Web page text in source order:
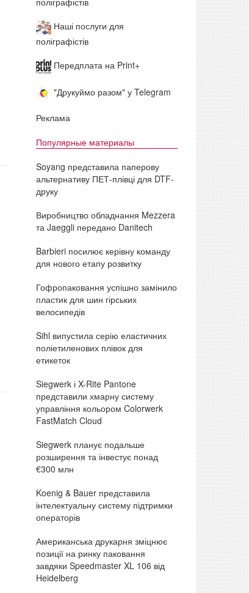
Наші послуги для
поліграфістів
Передплата на Print+
"Друкуймо разом" у Telegram
Реклама
Популярные материалы
Soyang представила паперову
альтернативу ПЕТ-плівці для DTF-
друку
Виробництво обладнання Mezzera
та Jaeggli передано Danitech
Barbieri посилює керівну команду
для нового етапу розвитку
Гофропаковання успішно замінило
пластик для шин гірських
велосипедів
Sihl випустила серію еластичних
поліетиленових плівок для
етикеток
Siegwerk і X-Rite Pantone
представили хмарну систему
управління кольором Colorwerk
FastMatch Cloud
Siegwerk планує подальше
розширення та інвестує понад
€300 млн
Koenig & Bauer представила
інтелектуальну систему підтримки
операторів
Американська друкарня зміцнює
позиції на ринку паковання
завдяки Speedmaster XL 106 від
Heidelberg